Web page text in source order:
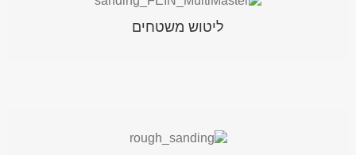
ליטוש משטחים
משטחים ישירים, העולה בהרבה על זו של כלי ליטוש
משוף הקרביד מאפשר להסיר צבע ישן וסימני שחיקה